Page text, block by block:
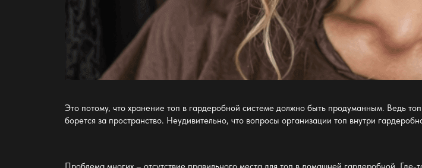
Это потому, чтохранение топ в гардеробной системе должно быть продуманным. Ведь
борется за пространство. Неудивительно, что вопросы организации топ внутри